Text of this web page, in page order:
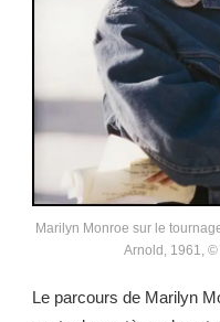
Marilyn Monroe sur le
Arnold, 1961, ©
Le parcours de Marilyn